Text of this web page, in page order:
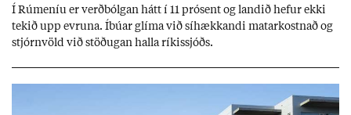
Í Rúm­en­íu er verð­bólg­an hátt í 11 pró­sent og land­ið hef­ur ekki
tek­ið upp evr­una. Íbú­ar glíma við sí­hækk­andi mat­ar­kostn­að og
stjórn­völd við stöð­ug­an halla rík­is­sjóðs.